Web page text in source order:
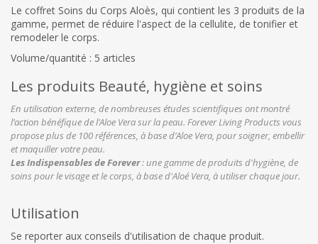
Le coffret Soins du Corps Aloès, qui contient les 3 produits de la
gamme, permet de réduire l'aspect de la cellulite, de tonifier et
remodeler le corps.
Volume/quantité : 5 articles
Les produits Beauté, hygiène et soins
En utilisation externe, de nombreuses études scientifiques ont montré
l’action bénéfique de l’Aloe Vera sur la peau. Forever Living Products vous
propose plus de 100 références, à base d’Aloe Vera, pour soigner, embellir
et maquiller votre peau.
Les Indispensables de Forever: une gamme de produits d'hygiène, de
soins pour le visage et le corps, à base d'Aloé Vera, à utiliser chaque jour.
Utilisation
Se reporter aux conseils d'utilisation de chaque produit.